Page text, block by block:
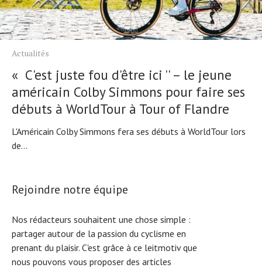
Actualités
« C'est juste fou d'être ici '' – le jeune
américain Colby Simmons pour faire ses
débuts à WorldTour à Tour of Flandre
L'Américain Colby Simmons fera ses débuts à WorldTour lors
de...
Rejoindre notre équipe
Nos rédacteurs souhaitent une chose simple :
partager autour de la passion du cyclisme en
prenant du plaisir. C'est grâce à ce leitmotiv que
nous pouvons vous proposer des articles